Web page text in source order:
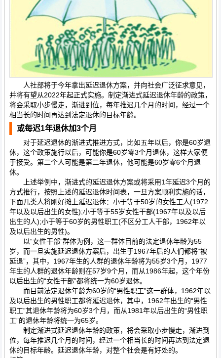
人社部将于今年拿出延迟退休方案，并向社会广泛征求意见，
并将有望从2022年起正式实施。制定渐进式延迟退休年龄的政策，
将会采取小步慢走，渐进到位，每年推迟几个月的时间，经过一个
相当长的时间再达到法定退休的目标年龄。
或每迟1年退休加3个月
对于延迟退休的渐进式推进方式，比如五年以后，你是60岁退
休，这个政策施行以后，可能你是60岁零3个月退休，这样大家便
于接受。第二个人可能是第二年退休，他可能是60岁零6个月退
休。
上述举例中，渐进式的延迟退休方案或将采用1年延迟3个月的
方式推行，按照上述的延迟退休时间表，一旦方案顺利实施的话，
下面几类人将刚好摊上延迟退休：小于等于50岁的女性工人(1972
年以及以后出生的女性);小于等于55岁女性干部(1967年以及以后
出生的人);小于等于60岁的男性职工(不区分工人干部，1962年以
及以后出生的男性)。
以“女性干部”群体为例，这一群体目前的法定退休年龄为55
岁，而一旦实施延迟退休方案后，出生于1967年后的人们都将“被
延退”，其中，1967年生的人群的退休年龄将为55岁3个月，1977
年生的人群的退休年龄则在57岁9个月，而从1986年起，这个年份
以后出生的“女性干部”都将统一为60岁退休。
而目前法定退休年龄为60岁的“男性职工”这一群体，1962年以
及以后出生的男性职工都将延迟退休，其中，1962年出生的“男性
职工”其退休年龄将为60岁3个月，而从1981年以后出生的“男性职
工”的退休年龄将统一为65岁。
制定渐进式延迟退休年龄的政策，将会采取小步慢走，渐进到
位，每年推迟几个月的时间，经过一个相当长的时间再达到法定退
休的目标年龄。延迟退休年龄，对整个社会是有好处的。